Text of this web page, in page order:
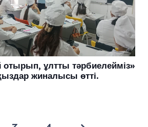
отырып, ұлтты тәрбиелейміз»
жиналысы өтті.